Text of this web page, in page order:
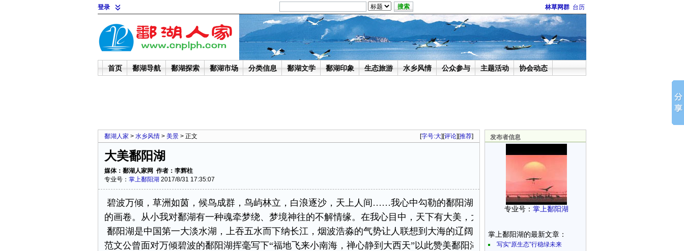
登录 林草网群 台历
首页 鄱湖导航 鄱湖探索 鄱湖市场 分类信息 鄱湖文学 鄱湖印象 生态旅游 水乡风情 公众参与 主题活动 协会动态
鄱湖人家 > 水乡风情 > 美景 > 正文 [字号:大][评论][推荐]
大美鄱阳湖
媒体：鄱湖人家网 作者：李辉柱
专业号： 掌上鄱阳湖 2017/8/31 17:35:07
碧波万倾，草洲如茵，候鸟成群，鸟屿林立，白浪逐沙，天上人间……我心中勾勒的鄱阳湖是这样一幅美丽
的画卷。从小我对鄱湖有一种魂牵梦绕、梦境神往的不解情缘。在我心目中，天下有大美，大美在鄱阳湖。
鄱阳湖是中国第一大淡水湖，上吞五水而下纳长江，烟波浩淼的气势让人联想到大海的辽阔。当年饶洲知洲
范文公曾面对万倾碧波的鄱阳湖挥毫写下“福地飞来小南海，禅心静到大西天”以此赞美鄱阳湖的博大。那真
发布者信息
专业号： 掌上鄱阳湖
掌上鄱阳湖的最新文章：
写实“原生态”行稳绿未来